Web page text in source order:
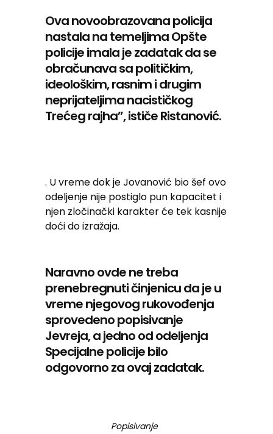
Ova novoobrazovana policija
nastala na temeljima Opšte
policije imala je zadatak da se
obračunava sa političkim,
ideološkim, rasnim i drugim
neprijateljima nacističkog
Trećeg rajha”, ističe Ristanović.
. U vreme dok je Jovanović bio šef ovo
odeljenje nije postiglo pun kapacitet i
njen zločinački karakter će tek kasnije
doći do izražaja.
Naravno ovde ne treba
prenebregnuti činjenicu da je u
vreme njegovog rukovođenja
sprovedeno popisivanje
Jevreja, a jedno od odeljenja
Specijalne policije bilo
odgovorno za ovaj zadatak.
Popisivanje